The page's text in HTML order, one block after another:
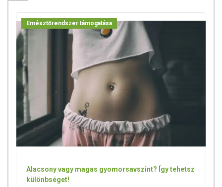
készítményeknek betegséget megelőző vagy gyógyító
hatást tulajdonítani.
A termék nem helyettesíti a kiegyensúlyozott, vegyes étrendet és az
egészséges életmódot!
A termék nem gyógyít betegségeket! A termék nem az orvosi kezelés
helyettesítésére alkalmas! Betegség esetén használatát beszélje meg
kezelőorvosával. Az ajánlott napi fogyasztási mennyiséget ne lépje túl!
Ne szedje a készítményt, ha az összetevők bármelyikére érzékeny
vagy allergiás! Kisgyermektől elzárva tartandó!
Emésztőrendszer támogatása
Alacsony vagy magas gyomorsavszint? Így tehetsz
különbséget!